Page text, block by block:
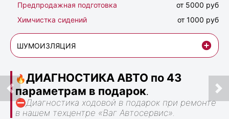
Предпродажная подготовка
от 5000 руб
Химчистка сидений
от 1000 руб
ШУМОИЗЛЯЦИЯ
🔥ДИАГНОСТИКА АВТО по 43
параметрам в подарок.
⛔Диагностика ходовой в подарок при ремонте
в нашем техцентре «Ваг Автосервис».